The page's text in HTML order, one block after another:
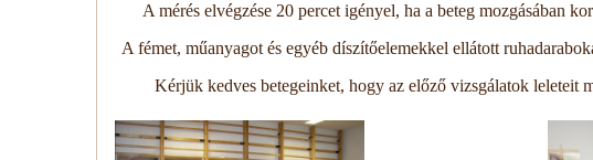
A mérés elvégzése 20 percet igényel, ha a beteg mozgásában
A fémet, műanyagot és egyéb díszítőelemekkel ellátott
Kérjük kedves betegeinket, hogy az előző vizsgálatok leleteit